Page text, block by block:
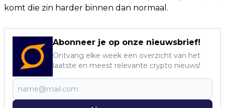
komt die zin harder binnen dan normaal.
Abonneer je op onze nieuwsbrief!
Ontvang elke week een overzicht van het
laatste en meest relevante crypto nieuws!